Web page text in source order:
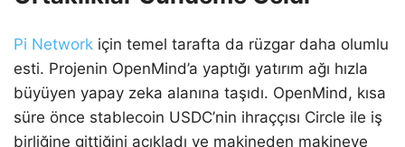
Pi Network için temel tarafta da rüzgar daha olumlu
esti. Projenin OpenMind’a yaptığı yatırım ağı hızla
büyüyen yapay zeka alanına taşıdı. OpenMind, kısa
süre önce stablecoin USDC’nin ihraççısı Circle ile iş
birliğine gittiğini açıkladı ve makineden makineye